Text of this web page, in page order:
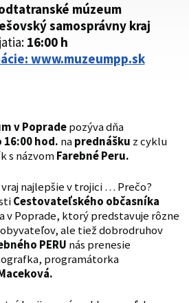
múzeum
samosprávny kraj
16:00 h
www.muzeumpp.sk
v Popradepozýva dňa
16:00 hod. naprednášku z cyklu
s názvomFarebné Peru.
najlepšie v trojici … Prečo?
Cestovateľského občasníka
v Poprade, ktorý predstavuje rôzne
ale tiež dobrodruhov
PERU nás prenesie
programátorka